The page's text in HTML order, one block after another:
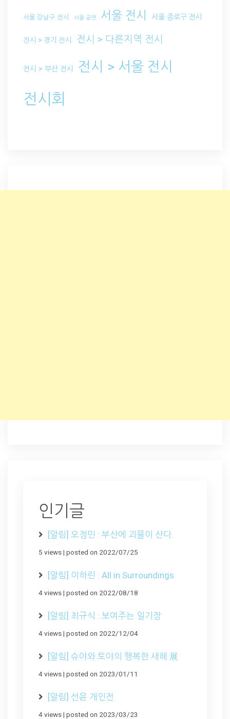
서울 강남구 전시 서울 공연 서울 전시 서울 종로구 전시
전시 > 경기 전시 전시 > 다른지역 전시
전시 > 부산 전시 전시 > 서울 전시
전시회
인기글
[알림] 오정민 : 부산에 괴물이 산다.
5 views| posted on 2022/07/25
[알림] 이하린 : All in Surroundings
4 views| posted on 2022/08/18
[알림] 최규식 : 보여주는 일기장
4 views| posted on 2022/12/04
[알림] 슈야와 토야의 행복한 새해 展
4 views| posted on 2023/01/11
[알림] 선윤 개인전
4 views| posted on 2023/03/23